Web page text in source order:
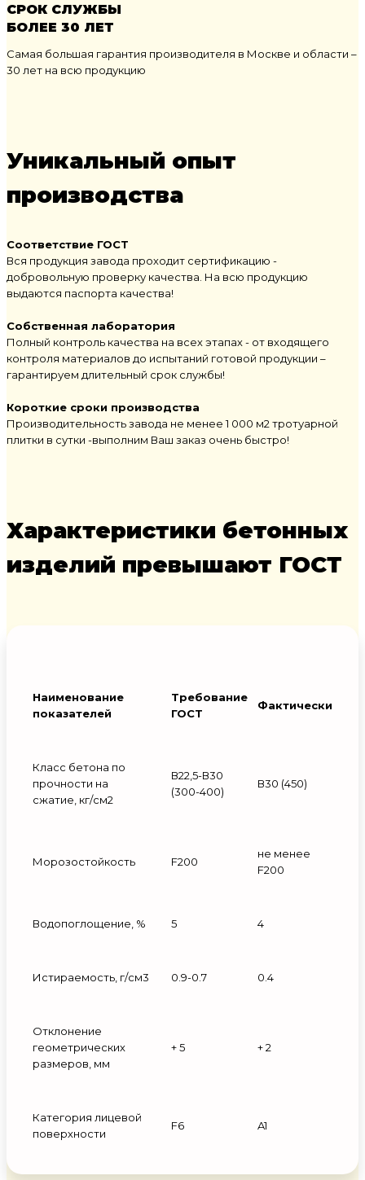
СРОК СЛУЖБЫ
БОЛЕЕ 30 ЛЕТ
Самая большая гарантия производителя в Москве и области –
30 лет на всю продукцию
Уникальный опыт
производства
Соответствие ГОСТ
Вся продукция завода проходит сертификацию -
добровольную проверку качества. На всю продукцию
выдаются паспорта качества!
Собственная лаборатория
Полный контроль качества на всех этапах - от входящего
контроля материалов до испытаний готовой продукции –
гарантируем длительный срок службы!
Короткие сроки производства
Производительность завода не менее 1 000 м2 тротуарной
плитки в сутки -выполним Ваш заказ очень быстро!
Характеристики бетонных
изделий превышают ГОСТ
Наименование
показателей
Требование
ГОСТ
Фактически
Класс бетона по
прочности на
сжатие, кг/см2
В22,5-В30
(300-400)
В30 (450)
Морозостойкость F200
не менее
F200
Водопоглощение, % 5 4
Истираемость, г/см3 0.9-0.7 0.4
Отклонение
геометрических
размеров, мм
+ 5 + 2
Категория лицевой
поверхности
F6 A1